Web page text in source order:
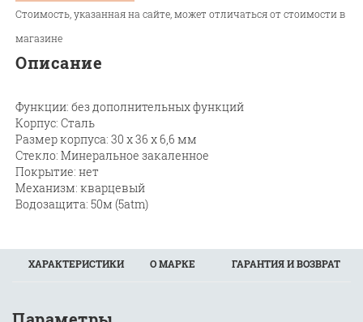
Стоимость, указанная на сайте, может отличаться от стоимости в
магазине
Описание
Функции: без дополнительных функций
Корпус: Сталь
Размер корпуса: 30 х 36 х 6,6 мм
Стекло: Минеральное закаленное
Покрытие: нет
Механизм: кварцевый
Водозащита: 50м (5atm)
ХАРАКТЕРИСТИКИ О МАРКЕ ГАРАНТИЯ И ВОЗВРАТ